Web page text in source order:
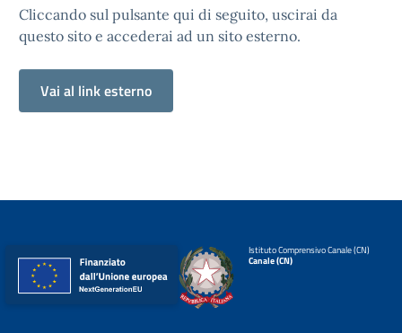
Cliccando sul pulsante qui di seguito, uscirai da
questo sito e accederai ad un sito esterno.
Vai al link esterno
Istituto Comprensivo Canale (CN)
Canale (CN)